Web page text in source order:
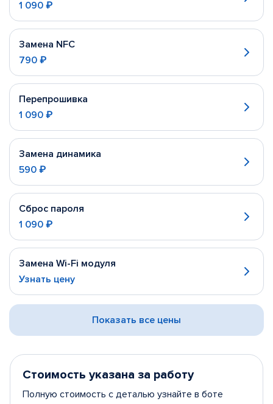
1 090 ₽
Замена NFC
790 ₽
Перепрошивка
1 090 ₽
Замена динамика
590 ₽
Сброс пароля
1 090 ₽
Замена Wi-Fi модуля
Узнать цену
Показать все цены
Стоимость указана за работу
Полную стоимость с деталью узнайте в боте